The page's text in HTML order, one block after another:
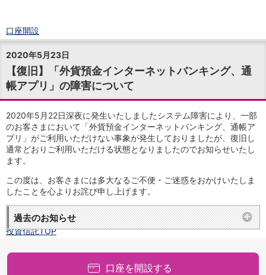
口座開設
ログイン
チャット
メニュー
商品・サービス
預金
円預金TOP
普通預金
定期預金
積立式定期預金
外貨預金
外貨普通預金
外貨定期預金
外貨普通預金積立
資産運用
投資信託TOP
投信つみたて
2020年5月23日
【復旧】「外貨預金インターネットバンキング、通
帳アプリ」の障害について
2020年5月22日深夜に発生いたしましたシステム障害により、一部
のお客さまにおいて「外貨預金インターネットバンキング、通帳ア
プリ」がご利用いただけない事象が発生しておりましたが、復旧し
通常どおりご利用いただける状態となりましたのでお知らせいたし
ます。
この度は、お客さまには多大なるご不便・ご迷惑をおかけいたしま
したことを心よりお詫び申し上げます。
過去のお知らせ
口座を開設する